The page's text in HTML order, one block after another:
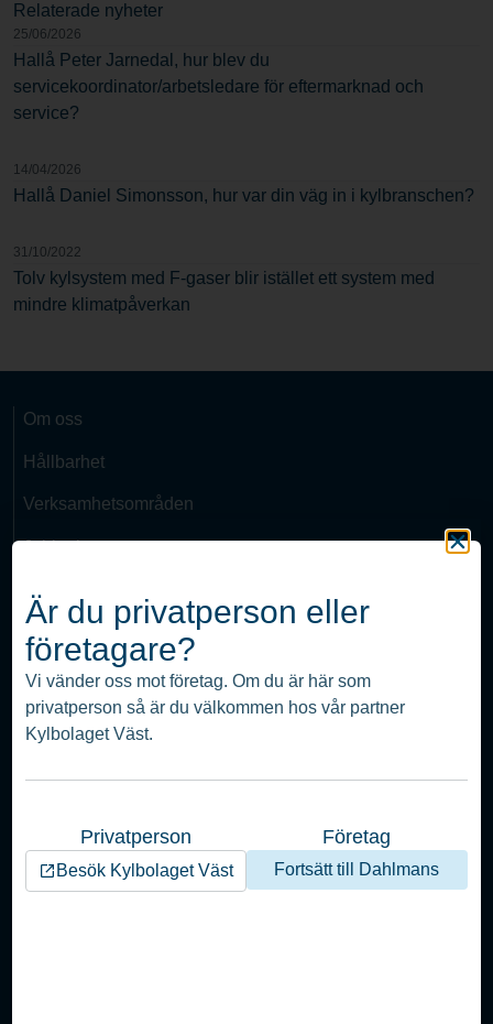
Relaterade nyheter
25/06/2026
Hallå Peter Jarnedal, hur blev du
servicekoordinator/arbetsledare för eftermarknad och
service?
14/04/2026
Hallå Daniel Simonsson, hur var din väg in i kylbranschen?
31/10/2022
Tolv kylsystem med F-gaser blir istället ett system med
mindre klimatpåverkan
Om oss
Hållbarhet
Verksamhetsområden
Jobba hos oss
Visselblåsare
Integritetspolicy
Edingsvägen 6
451 52 Uddevalla
© Nordic Climate Group
Är du privatperson eller
företagare?
Vi vänder oss mot företag. Om du är här som
privatperson så är du välkommen hos vår partner
Kylbolaget Väst.
Privatperson
Besök Kylbolaget Väst
Företag
Fortsätt till Dahlmans